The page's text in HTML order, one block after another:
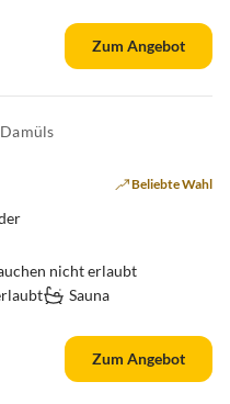
Zum Angebot
Damüls
Beliebte Wahl
nicht erlaubt
Sauna
Zum Angebot